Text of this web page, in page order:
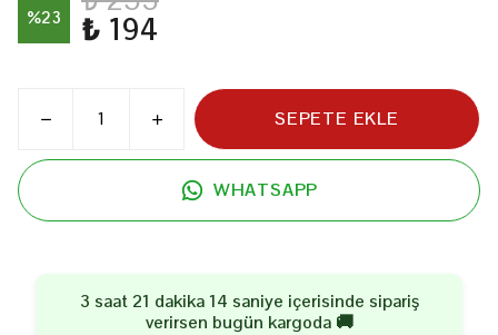
%23 ₺ 194
SEPETE EKLE
WHATSAPP
3 saat 21 dakika 14 saniye içerisinde sipariş
verirsen bugün kargoda 🚚